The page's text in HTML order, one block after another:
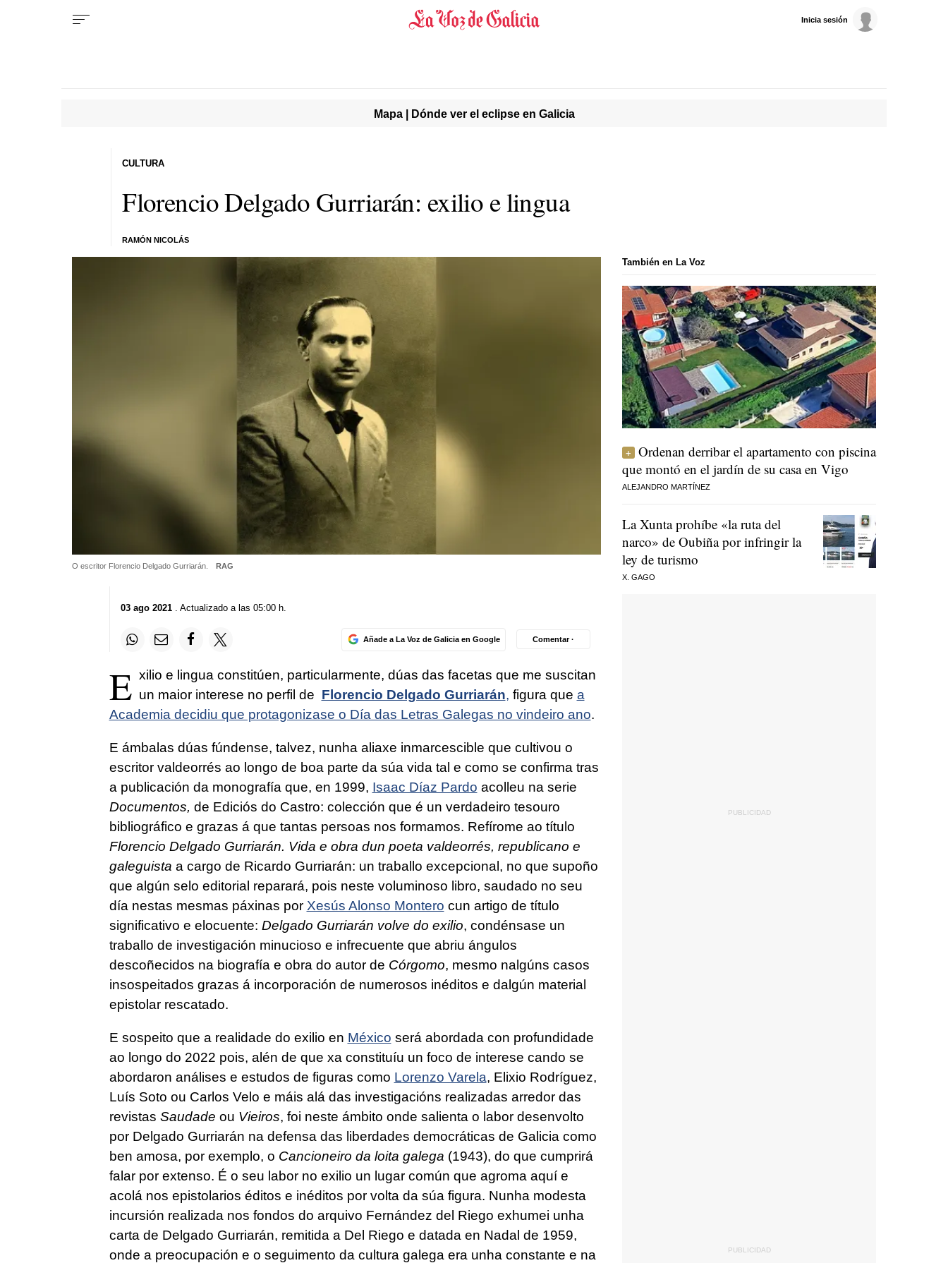
Inicia sesión
Mapa | Dónde ver el eclipse en Galicia
Florencio Delgado Gurriarán: exilio e lingua
RAMÓN NICOLÁS
CULTURA
O escritor Florencio Delgado Gurriarán. RAG
03 ago 2021. Actualizado a las 05:00 h.
Añade a La Voz de Galicia en Google Comentar ·
E xilio e lingua constitúen, particularmente, dúas das facetas que me suscitan
un maior interese no perfil de Florencio Delgado Gurriarán, figura que a
Academia decidiu que protagonizase o Día das Letras Galegas no vindeiro ano.
E ámbalas dúas fúndense, talvez, nunha aliaxe inmarcescible que cultivou o
escritor valdeorrés ao longo de boa parte da súa vida tal e como se confirma tras
a publicación da monografía que, en 1999, Isaac Díaz Pardo acolleu na serie
Documentos, de Ediciós do Castro: colección que é un verdadeiro tesouro
bibliográfico e grazas á que tantas persoas nos formamos. Refírome ao título
Florencio Delgado Gurriarán. Vida e obra dun poeta valdeorrés, republicano e
galeguista a cargo de Ricardo Gurriarán: un traballo excepcional, no que supoño
que algún selo editorial reparará, pois neste voluminoso libro, saudado no seu
día nestas mesmas páxinas por Xesús Alonso Montero cun artigo de título
significativo e elocuente: Delgado Gurriarán volve do exilio, condénsase un
traballo de investigación minucioso e infrecuente que abriu ángulos
descoñecidos na biografía e obra do autor de Córgomo, mesmo nalgúns casos
insospeitados grazas á incorporación de numerosos inéditos e dalgún material
epistolar rescatado.
E sospeito que a realidade do exilio en México será abordada con profundidade
ao longo do 2022 pois, alén de que xa constituíu un foco de interese cando se
abordaron análises e estudos de figuras como Lorenzo Varela, Elixio Rodríguez,
Luís Soto ou Carlos Velo e máis alá das investigacións realizadas arredor das
revistas Saudade ou Vieiros, foi neste ámbito onde salienta o labor desenvolto
por Delgado Gurriarán na defensa das liberdades democráticas de Galicia como
ben amosa, por exemplo, o Cancioneiro da loita galega (1943), do que cumprirá
falar por extenso. É o seu labor no exilio un lugar común que agroma aquí e
acolá nos epistolarios éditos e inéditos por volta da súa figura. Nunha modesta
incursión realizada nos fondos do arquivo Fernández del Riego exhumei unha
carta de Delgado Gurriarán, remitida a Del Riego e datada en Nadal de 1959,
onde a preocupación e o seguimento da cultura galega era unha constante e na
También en La Voz
Ordenan derribar el apartamento con piscina
que montó en el jardín de su casa en Vigo
ALEJANDRO MARTÍNEZ
La Xunta prohíbe «la ruta del
narco» de Oubiña por infringir la
ley de turismo
X. GAGO